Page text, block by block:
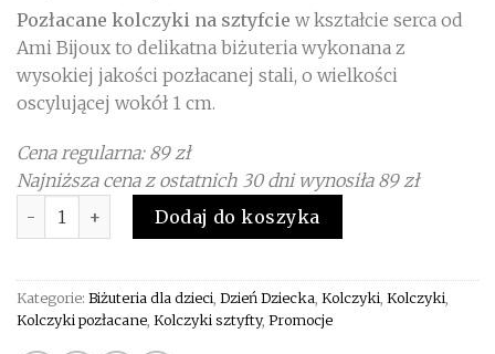
wynosiła:
89,00 zł.
wynosi:
60,00 zł.
Pozłacane kolczyki na sztyfcie w kształcie serca od
Ami Bijoux to delikatna biżuteria wykonana z
wysokiej jakości pozłacanej stali, o wielkości
oscylującej wokół 1 cm.
Cena regularna: 89 zł
Najniższa cena z ostatnich 30 dni wynosiła 89 zł
Dodaj do koszyka
Kategorie: Biżuteria dla dzieci, Dzień Dziecka, Kolczyki, Kolczyki,
Kolczyki pozłacane, Kolczyki sztyfty, Promocje